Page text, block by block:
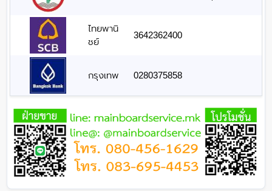
ไทยพานิ
ชย์
3642362400
กรุงเทพ 0280375858